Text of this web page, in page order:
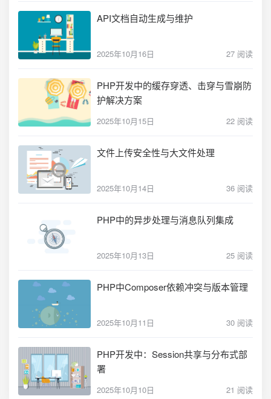
API文档自动生成与维护
2025年10月16日 27 阅读
PHP开发中的缓存穿透、击穿与雪崩防
护解决方案
2025年10月15日 22 阅读
文件上传安全性与大文件处理
2025年10月14日 36 阅读
PHP中的异步处理与消息队列集成
2025年10月13日 25 阅读
PHP中Composer依赖冲突与版本管理
2025年10月11日 30 阅读
PHP开发中：Session共享与分布式部
署
2025年10月10日 21 阅读